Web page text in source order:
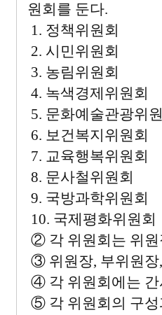
원회를 둔다.
1. 정책위원회
2. 시민위원회
3. 농림위원회
4. 녹색경제위원회
5. 문화예술관광위
6. 보건복지위원회
7. 교육행복위원회
8. 문사철위원회
9. 국방과학위원회
10. 국제평화위원회
② 각 위원회는 위원
③ 위원장, 부위원장
④ 각 위원회에는 간
⑤ 각 위원회의 구성